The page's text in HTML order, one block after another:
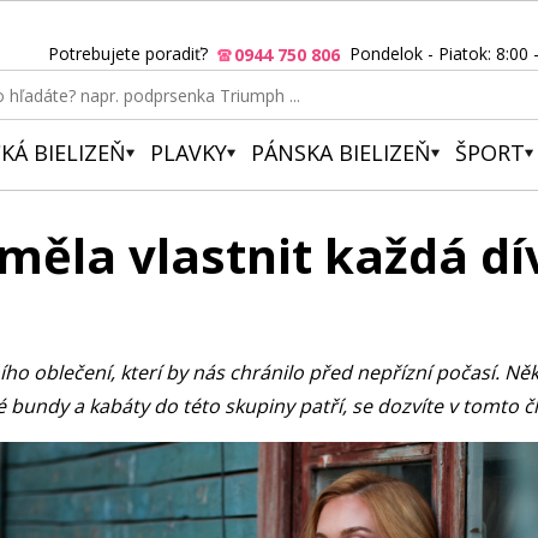
Potrebujete poradiť? 0944 750 806 Pondelok - Piatok: 8:00
BIELIZEŇ PLAVKY PÁNSKA BIELIZEŇ ŠPORT
vlastnit každá
oblečení, kterí by nás chránilo před nepřízní počasí.
a kabáty do této skupiny patří, se dozvíte v tomto